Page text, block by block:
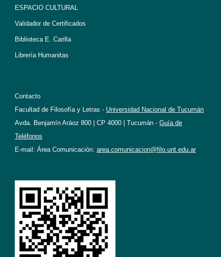
ESPACIO CULTURAL
Validador de Certificados
Biblioteca E. Carilla
Librería Humanitas
Contacto
Facultad de Filosofía y Letras - Universidad Nacional de Tucumán
Avda. Benjamín Aráoz 800 | CP 4000 | Tucumán - Guía de
Teléfonos
E-mail: Área Comunicación: area.comunicacion@filo.unt.edu.ar